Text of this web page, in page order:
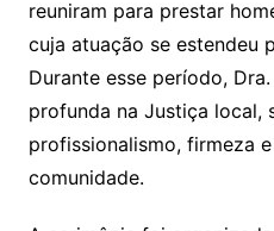
reuniram para prestar
cuja atuação se estendeu
Durante esse período,
profunda na Justiça local,
profissionalismo, firmeza
comunidade.